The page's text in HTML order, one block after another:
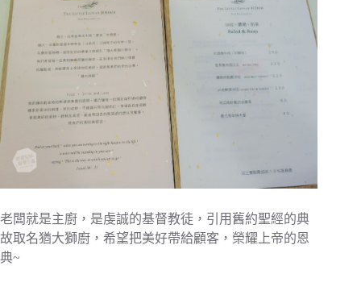
老闆就是主廚，是虔誠的基督教徒，引用舊約聖經的典
故取名猶大獅廚，希望把美好帶給顧客，榮耀上帝的恩
典~